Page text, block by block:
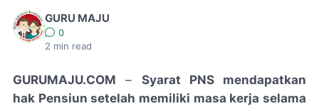
GURU MAJU
0
2 min read
GURUMAJU.COM – Syarat PNS mendapatkan
hak Pensiun setelah memiliki masa kerja selama